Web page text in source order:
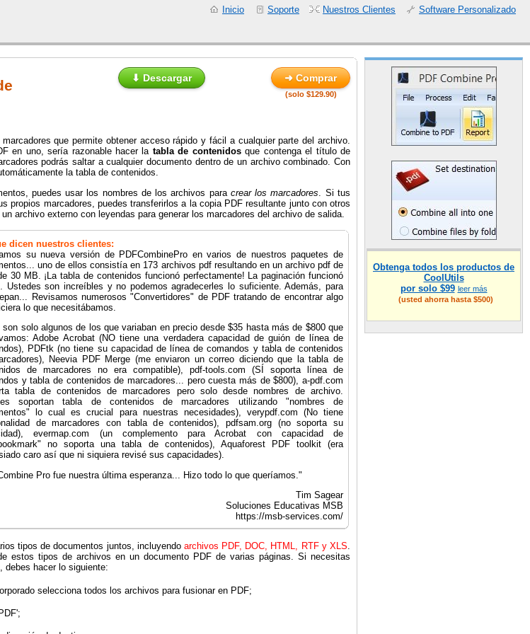
Inicio Soporte Nuestros Clientes Software Personalizado
⬇ Descargar ➜ Comprar
(solo $129.90)
que permite obtener acceso rápido y fácil a cualquier parte del archivo.
en uno, sería razonable hacer la tabla de contenidosque contenga el título de
podrás saltar a cualquier documento dentro de un archivo combinado. Con
la tabla de contenidos.
puedes usar los nombres de los archivos para crear los marcadores . Si tus
propios marcadores, puedes transferirlos a la copia PDF resultante junto con otros
archivo externo con leyendas para generar los marcadores del archivo de salida.
XLS, HTML en un solo PDF
dicen nuestros clientes:
su nueva versión de PDFCombinePro en varios de nuestros paquetes de
uno de ellos consistía en 173 archivos pdf resultando en un archivo pdf de
30 MB. ¡La tabla de contenidos funcionó perfectamente! La paginación funcionó
Ustedes son increíbles y no podemos agradecerles lo suficiente. Además, para
Revisamos numerosos "Convertidores" de PDF tratando de encontrar algo
lo que necesitábamos.
son solo algunos de los que variaban en precio desde $35 hasta más de $800 que
Adobe Acrobat (NO tiene una verdadera capacidad de guión de línea de
PDFtk (no tiene su capacidad de línea de comandos y tabla de contenidos
Neevia PDF Merge (me enviaron un correo diciendo que la tabla de
de marcadores no era compatible), pdf-tools.com (SÍ soporta línea de
y tabla de contenidos de marcadores... pero cuesta más de $800), a-pdf.com
tabla de contenidos de marcadores pero solo desde nombres de archivo.
soportan tabla de contenidos de marcadores utilizando "nombres de
lo cual es crucial para nuestras necesidades), verypdf.com (No tiene
de marcadores con tabla de contenidos), pdfsam.org (no soporta su
evermap.com (un complemento para Acrobat con capacidad de
no soporta una tabla de contenidos), Aquaforest PDF toolkit (era
caro así que ni siquiera revisé sus capacidades).
Pro fue nuestra última esperanza... Hizo todo lo que queríamos."
Tim Sagear
Soluciones Educativas MSB
https://msb-services.com/
tipos de documentos juntos, incluyendo archivos PDF, DOC, HTML, RTF y XLS.
estos tipos de archivos en un documento PDF de varias páginas. Si necesitas
debes hacer lo siguiente:
selecciona todos los archivos para fusionar en PDF;
Obtenga todos los productos de
CoolUtils
por solo $99 leer más
(usted ahorra hasta $500)